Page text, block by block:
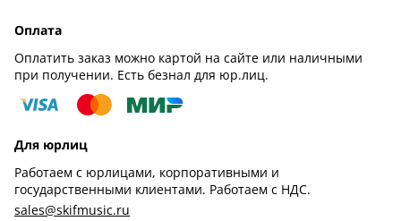
Оплата
Оплатить заказ можно картой на сайте или наличными
при получении. Есть безнал для юр.лиц.
Для юрлиц
Работаем с юрлицами, корпоративными и
государственными клиентами. Работаем с НДС.
sales@skifmusic.ru